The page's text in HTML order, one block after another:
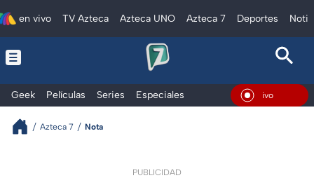
en vivo TV Azteca Azteca UNO Azteca 7 Deportes
Geek Películas Series Especiales En Vivo
Azteca 7 Nota
PUBLICIDAD